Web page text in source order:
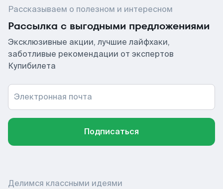
Рассказываем о полезном и интересном
Рассылка с выгодными предложениями
Эксклюзивные акции, лучшие лайфхаки,
заботливые рекомендации от экспертов
Купибилета
Электронная почта
Подписаться
Делимся классными идеями